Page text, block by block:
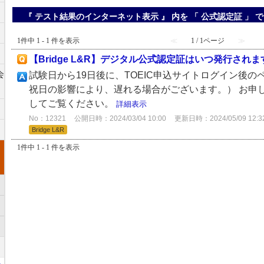
『 テスト結果のインターネット表示 』 内を 「 公式認定証 」
1件中 1 - 1 件を表示 ≪ 1 / 1ページ ≫
【Bridge L&R】デジタル公式認定証はいつ発行されま
試験日から19日後に、TOEIC申込サイトログイン後の
祝日の影響により、遅れる場合がございます。） お申
してご覧ください。 詳細表示
No：12321 公開日時：2024/03/04 10:00 更新日時：2024/05/09
Bridge L&R
1件中 1 - 1 件を表示